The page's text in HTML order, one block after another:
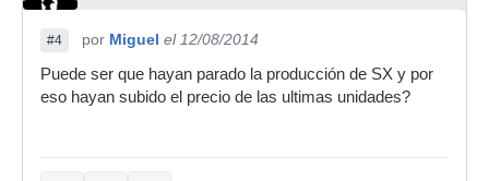
#4 por Miguel el 12/08/2014
Puede ser que hayan parado la producción de SX y por
eso hayan subido el precio de las ultimas unidades?